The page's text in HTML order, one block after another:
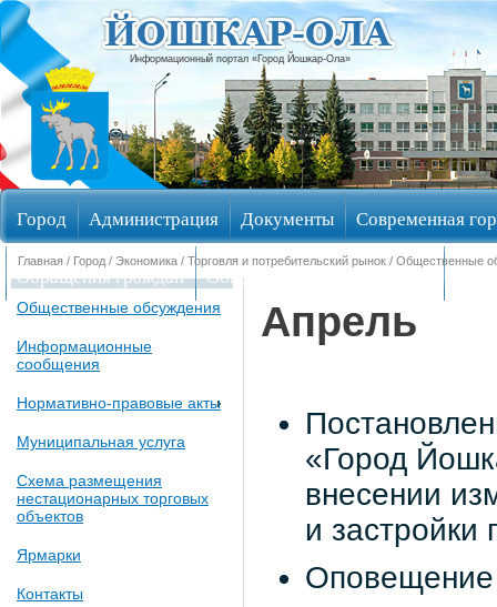
Информационный портал «Город Йошкар-Ола»
Город Администрация Документы Современная
Обращения граждан Общественные обсуждения
Главная / Город / Экономика / Торговля и потребительский рынок / Общественные
Общественные обсуждения
Информационные
сообщения
Нормативно-правовые акты
Муниципальная услуга
Схема размещения
нестационарных торговых
объектов
Ярмарки
Контакты
Апрель
«Город
внесении
и застройки
Оповещение